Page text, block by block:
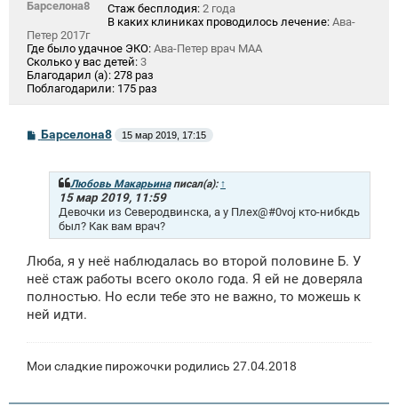
Барселона8
Стаж бесплодия: 2 года
В каких клиниках проводилось лечение: Ава-
Петер 2017г
Где было удачное ЭКО: Ава-Петер врач МАА
Сколько у вас детей: 3
Благодарил (а): 278 раз
Поблагодарили: 175 раз
СБарселона8 15 мар 2019, 17:15
Любовь Макарьинаписал(а): ↑
15 мар 2019, 11:59
Девочки из Северодвинска, а у Плеx@#0voj кто-нибкдь
был? Как вам врач?
Люба, я у неё наблюдалась во второй половине Б. У
неё стаж работы всего около года. Я ей не доверяла
полностью. Но если тебе это не важно, то можешь к
ней идти.
Мои сладкие пирожочки родились 27.04.2018